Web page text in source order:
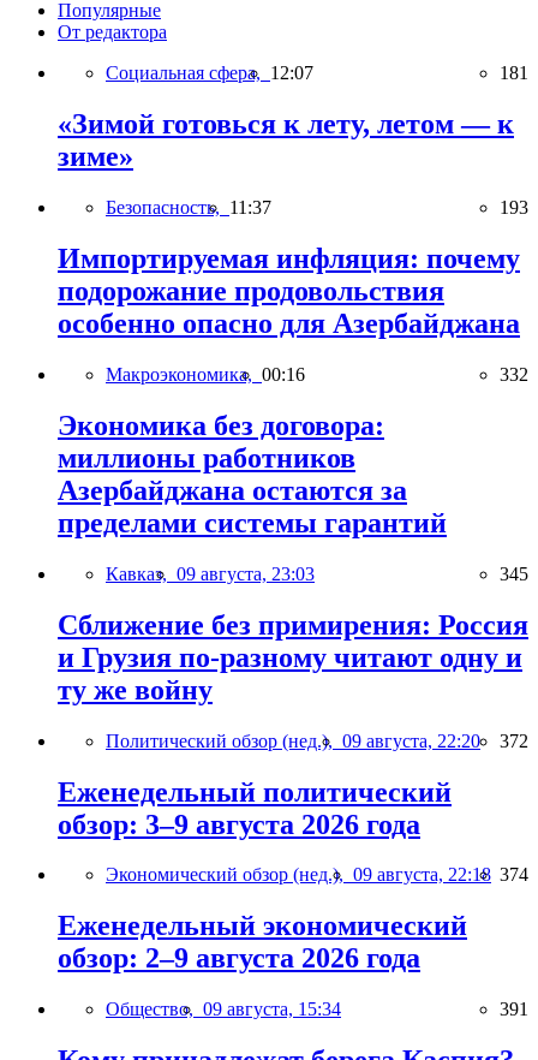
Популярные
От редактора
Социальная сфера, 12:07 181
«Зимой готовься к лету, летом — к
зиме»
Безопасность, 11:37 193
Импортируемая инфляция: почему
подорожание продовольствия
особенно опасно для Азербайджана
Макроэкономика, 00:16 332
Экономика без договора:
миллионы работников
Азербайджана остаются за
пределами системы гарантий
Кавказ, 09 августа, 23:03 345
Сближение без примирения: Россия
и Грузия по-разному читают одну и
ту же войну
Политический обзор (нед.), 09 августа, 22:20 372
Еженедельный политический
обзор: 3–9 августа 2026 года
Экономический обзор (нед.), 09 августа, 22:18 374
Еженедельный экономический
обзор: 2–9 августа 2026 года
Общество, 09 августа, 15:34 391